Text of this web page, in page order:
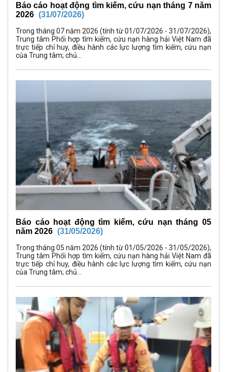
Báo cáo hoạt động tìm kiếm, cứu nạn tháng 7 năm
2026 (31/07/2026)
Trong tháng 07 năm 2026 (tính từ 01/07/2026 - 31/07/2026),
Trung tâm Phối hợp tìm kiếm, cứu nạn hàng hải Việt Nam đã
trực tiếp chỉ huy, điều hành các lực lượng tìm kiếm, cứu nạn
của Trung tâm; chủ...
Báo cáo hoạt động tìm kiếm, cứu nạn tháng 05
năm 2026 (31/05/2026)
Trong tháng 05 năm 2026 (tính từ 01/05/2026 - 31/05/2026),
Trung tâm Phối hợp tìm kiếm, cứu nạn hàng hải Việt Nam đã
trực tiếp chỉ huy, điều hành các lực lượng tìm kiếm, cứu nạn
của Trung tâm; chủ...